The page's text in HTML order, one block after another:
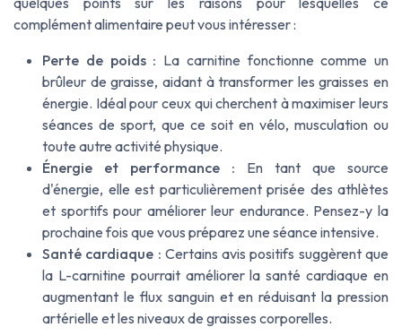
complément alimentaire peut vous intéresser :
Perte de poids : La carnitine fonctionne comme un
brûleur de graisse, aidant à transformer les graisses en
énergie. Idéal pour ceux qui cherchent à maximiser leurs
séances de sport, que ce soit en vélo, musculation ou
toute autre activité physique.
Énergie et performance : En tant que source
d'énergie, elle est particulièrement prisée des athlètes
et sportifs pour améliorer leur endurance. Pensez-y la
prochaine fois que vous préparez une séance intensive.
Santé cardiaque : Certains avis positifs suggèrent que
la L-carnitine pourrait améliorer la santé cardiaque en
augmentant le flux sanguin et en réduisant la pression
artérielle et les niveaux de graisses corporelles.